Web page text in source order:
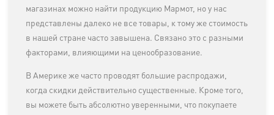
магазинах можно найти продукцию Мармот, но у нас
представлены далеко не все товары, к тому же стоимость
в нашей стране часто завышена. Связано это с разными
факторами, влияющими на ценообразование.
В Америке же часто проводят большие распродажи,
когда скидки действительно существенные. Кроме того,
вы можете быть абсолютно уверенными, что покупаете